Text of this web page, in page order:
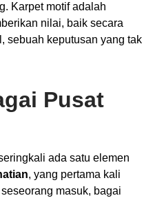
Karpet motif adalah
nilai, baik secara
sebuah keputusan yang tak
Pusat
ada satu elemen
, yang pertama kali
masuk, bagai